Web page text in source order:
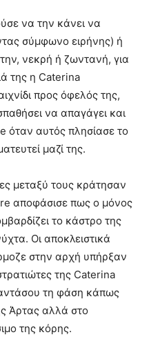
να την κάνει να
σύμφωνο ειρήνης) ή
νεκρή ή ζωντανή, για
της η Caterina
προς όφελός της,
να απαγάγει και
όταν αυτός πλησίασε το
μαζί της.
μεταξύ τους κράτησαν
αποφάσισε πως ο μόνος
το κάστρο της
Οι αποκλειστικά
στην αρχή υπήρξαν
της Caterina
τη φάση κάπως
Άρτας αλλά στο
της κόρης.